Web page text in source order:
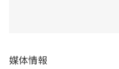
媒体情報